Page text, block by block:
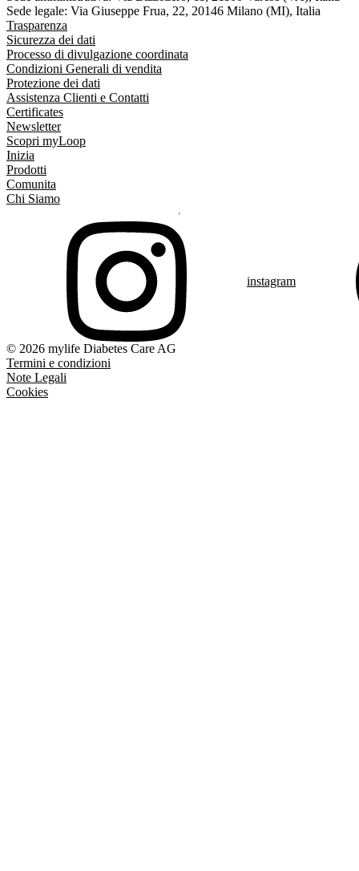
Sede legale: Via Giuseppe Frua, 22, 20146 Milano (MI), Italia
Trasparenza
Sicurezza dei dati
Processo di divulgazione coordinata
Condizioni Generali di vendita
Protezione dei dati
Assistenza Clienti e Contatti
Certificates
Newsletter
Scopri myLoop
Inizia
Prodotti
Comunita
Chi Siamo
instagram
© 2026 mylife Diabetes Care AG
Termini e condizioni
Note Legali
Cookies